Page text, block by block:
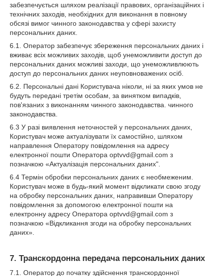
забезпечується шляхом реалізації правових, організаційних і
технічних заходів, необхідних для виконання в повному
обсязі вимог чинного законодавства у сфері захисту
персональних даних.
6.1. Оператор забезпечує збереження персональних даних і
вживає всіх можливих заходів, щоб унеможливити доступ до
персональних даних можливі заходи, що унеможливлюють
доступ до персональних даних неуповноважених осіб.
6.2. Персональні дані Користувача ніколи, ні за яких умов не
будуть передані третім особам, за винятком випадків,
пов'язаних з виконанням чинного законодавства. чинного
законодавства.
6.3 У разі виявлення неточностей у персональних даних,
Користувач може актуалізувати їх самостійно, шляхом
направлення Оператору повідомлення на адресу
електронної пошти Оператора optvvd@gmail.com з
позначкою «Актуалізація персональних даних".
6.4 Термін обробки персональних даних є необмеженим.
Користувач може в будь-який момент відкликати свою згоду
на обробку персональних даних, направивши Оператору
повідомлення за допомогою електронної пошти на
електронну адресу Оператора optvvd@gmail.com з
позначкою «Відкликання згоди на обробку персональних
даних».
7. Транскордонна передача персональних даних
7.1. Оператор до початку здійснення транскордонної